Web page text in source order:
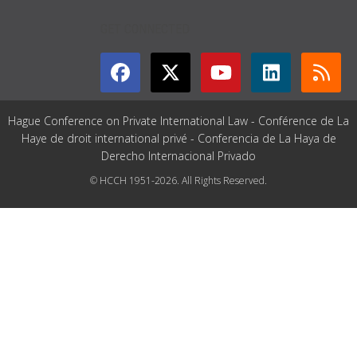
Hague Conference on Private International Law - Conférence de La
Haye de droit international privé - Conferencia de La Haya de
Derecho Internacional Privado
© HCCH 1951-2026. All Rights Reserved.